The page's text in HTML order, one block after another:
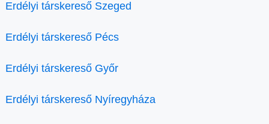
Erdélyi társkereső Szeged
Erdélyi társkereső Pécs
Erdélyi társkereső Győr
Erdélyi társkereső Nyíregyháza